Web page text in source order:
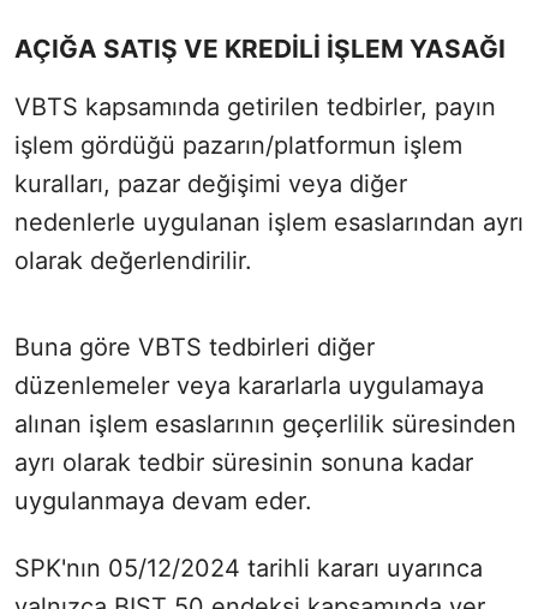
AÇIĞA SATIŞ VE KREDİLİ İŞLEM YASAĞI
VBTS kapsamında getirilen tedbirler, payın
işlem gördüğü pazarın/platformun işlem
kuralları, pazar değişimi veya diğer
nedenlerle uygulanan işlem esaslarından ayrı
olarak değerlendirilir.
Buna göre VBTS tedbirleri diğer
düzenlemeler veya kararlarla uygulamaya
alınan işlem esaslarının geçerlilik süresinden
ayrı olarak tedbir süresinin sonuna kadar
uygulanmaya devam eder.
SPK'nın 05/12/2024 tarihli kararı uyarınca